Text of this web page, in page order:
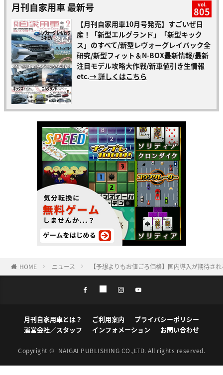
月刊自家用車 最新号 vol.
805
【月刊自家用車10月号発売】すごいぜ日
産！「新型エルグランド」「新型キック
ス」のすべて/新型レヴォーグレイバック全
研究/新型フィット＆N-BOX最新情報/最新
注目モデル攻略大作戦/新車値引き生情報
etc.→ 詳しくはこちら
HOME ニュース 【予想よりもお値ごろ価格】国内導入が期待さ
月刊自家用車とは？ ご利用案内
プライバシーポリシー
運営会社／スタッフ
インフォメーション お問い合わせ
Copyright © NAIGAI PUBLISHING CO.,LTD. All rights reserved.